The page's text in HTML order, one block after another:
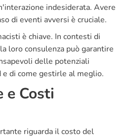
indesiderata. Avere
di eventi avversi è cruciale.
è chiave. In contesti di
loro consulenza può garantire
delle potenziali
di come gestirle al meglio.
e Costi
riguarda il costo del